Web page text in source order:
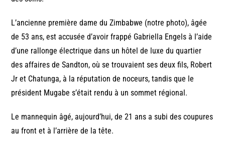
L’ancienne première dame du Zimbabwe (notre photo), âgée
de 53 ans, est accusée d’avoir frappé Gabriella Engels à l’aide
d’une rallonge électrique dans un hôtel de luxe du quartier
des affaires de Sandton, où se trouvaient ses deux fils, Robert
Jr et Chatunga, à la réputation de noceurs, tandis que le
président Mugabe s’était rendu à un sommet régional.
Le mannequin âgé, aujourd’hui, de 21 ans a subi des coupures
au front et à l’arrière de la tête.